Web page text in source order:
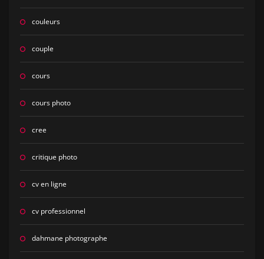
couleurs
couple
cours
cours photo
cree
critique photo
cv en ligne
cv professionnel
dahmane photographe